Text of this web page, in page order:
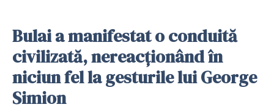
Bulai a manifestat o conduită
civilizată, nereacţionând în
niciun fel la gesturile lui George
Simion